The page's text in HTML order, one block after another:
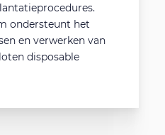
ondersteunt het
en verwerken van
disposable